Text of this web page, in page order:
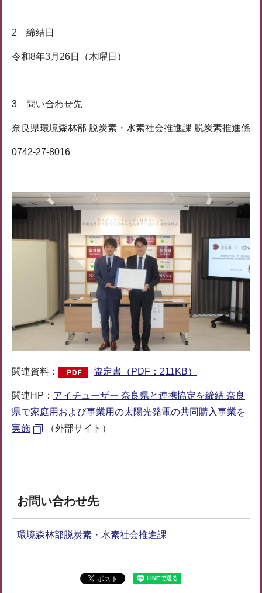
2 締結日
令和8年3月26日（木曜日）
3 問い合わせ先
奈良県環境森林部 脱炭素・水素社会推進課 脱炭素推進係
0742-27-8016
関連資料： 協定書（PDF：211KB）
関連HP： アイチューザー 奈良県と連携協定を締結 奈良
県で家庭用および事業用の太陽光発電の共同購入事業を
実施
（外部サイト）
お問い合わせ先
環境森林部脱炭素・水素社会推進課